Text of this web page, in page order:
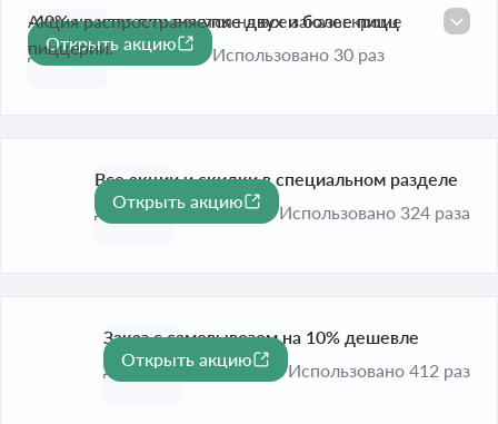
-40%
-40% на квас при покупке двух и более пицц
До 31 окт. 2026
Акция распространяется на все заказы кроме
пиццерии.
Открыть акцию
Использовано 30 раз
Все акции и скидки в специальном разделе
До 31 авг. 2026
Открыть акцию
Использовано 324 раза
-10%
Заказ с самовывозом на 10% дешевле
До 30 сент. 2026
Открыть акцию
Использовано 412 раз